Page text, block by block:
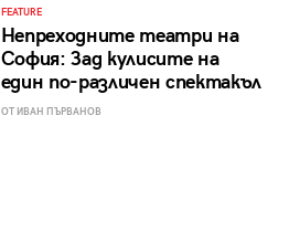
FEATURE
Непреходните театри на
София: Зад кулисите на
един по-различен спектакъл
ОТ ИВАН ПЪРВАНОВ